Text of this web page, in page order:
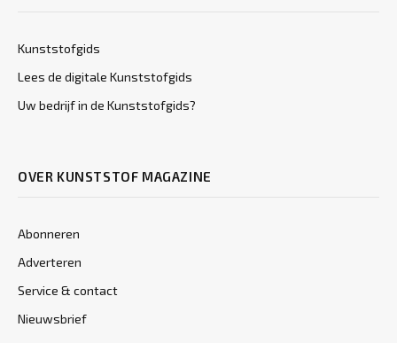
Kunststofgids
Lees de digitale Kunststofgids
Uw bedrijf in de Kunststofgids?
OVER KUNSTSTOF MAGAZINE
Abonneren
Adverteren
Service & contact
Nieuwsbrief